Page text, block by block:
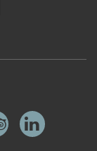
Tripadvisor